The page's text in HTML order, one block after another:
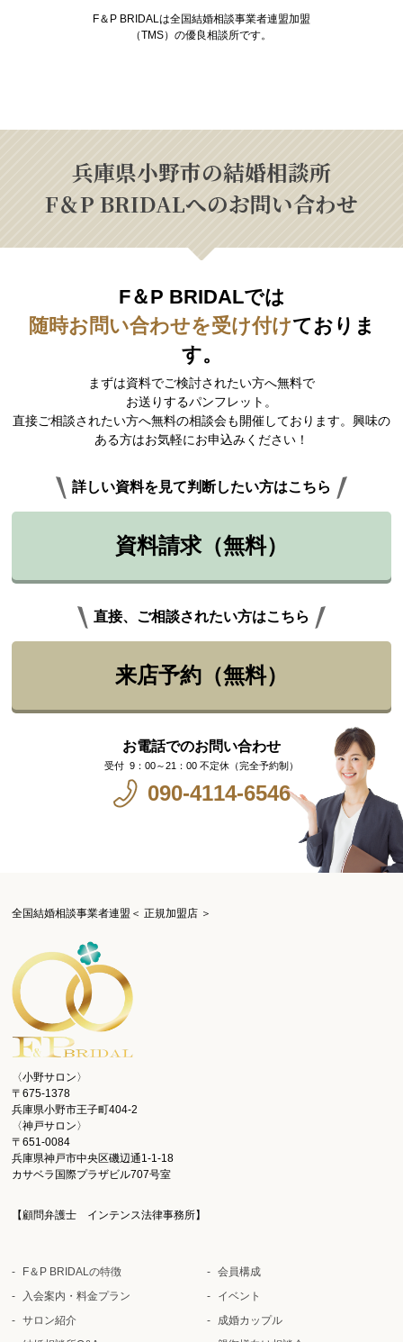
F＆P BRIDALは全国結婚相談事業者連盟加盟
（TMS）の優良相談所です。
兵庫県小野市の結婚相談所
F＆P BRIDALへのお問い合わせ
F＆P BRIDALでは
随時お問い合わせを受け付けておりま
す。
まずは資料でご検討されたい方へ無料で
お送りするパンフレット。
直接ご相談されたい方へ無料の相談会も開催しております。興味の
ある方はお気軽にお申込みください！
詳しい資料を見て判断したい方はこちら
資料請求（無料）
直接、ご相談されたい方はこちら
来店予約（無料）
お電話でのお問い合わせ
9：00～21：00 不定休（完全予約制）
090-4114-6546
全国結婚相談事業者連盟＜ 正規加盟店 ＞
〈小野サロン〉
〒675-1378
兵庫県小野市王子町404-2
〈神戸サロン〉
〒651-0084
兵庫県神戸市中央区磯辺通1-1-18
カサベラ国際プラザビル707号室
【顧問弁護士 インテンス法律事務所】
F＆P BRIDALの特徴
入会案内・料金プラン
サロン紹介
会員構成
イベント
成婚カップル